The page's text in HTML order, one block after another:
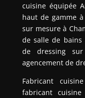
cuisine équipée
haut de gamme
sur mesure à
de salle de bains
de dressing
agencement de
Fabricant
fabricant